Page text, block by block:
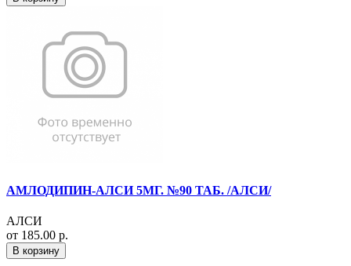
АМЛОДИПИН-АЛСИ 5МГ. №90 ТАБ. /АЛСИ/
АЛСИ
от 185.00 р.
В корзину